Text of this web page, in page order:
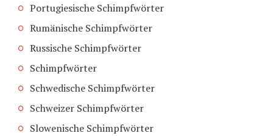
Portugiesische Schimpfwörter
Rumänische Schimpfwörter
Russische Schimpfwörter
Schimpfwörter
Schwedische Schimpfwörter
Schweizer Schimpfwörter
Slowenische Schimpfwörter